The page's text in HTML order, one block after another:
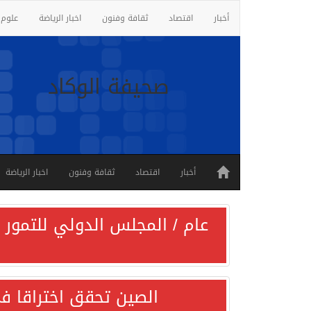
أخبار اقتصاد ثقافة وفنون اخبار الرياضة
صحيفة الوكاد
أخبار اقتصاد ثقافة وفنون اخبار الرياضة
عام / المجلس الدولي للتمور
الصين تحقق اختراقا